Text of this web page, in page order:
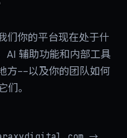
们你的平台现在处于什
AI 辅助功能和内部工具
方--以及你的团队如何
们。